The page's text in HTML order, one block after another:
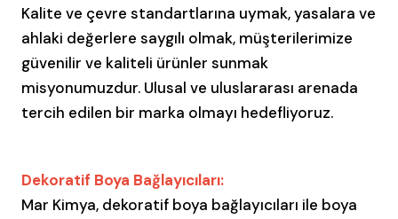
Kalite ve çevre standartlarına uymak, yasalara ve
ahlaki değerlere saygılı olmak, müşterilerimize
güvenilir ve kaliteli ürünler sunmak
misyonumuzdur. Ulusal ve uluslararası arenada
tercih edilen bir marka olmayı hedefliyoruz.
Dekoratif Boya Bağlayıcıları:
Mar Kimya, dekoratif boya bağlayıcıları ile boya